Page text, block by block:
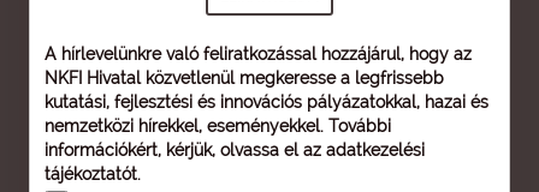
A hírlevelünkre való feliratkozással hozzájárul, hogy az
NKFI Hivatal közvetlenül megkeresse a legfrissebb
kutatási, fejlesztési és innovációs pályázatokkal, hazai és
nemzetközi hírekkel, eseményekkel. További
információkért, kérjük, olvassa el az adatkezelési
tájékoztatót.